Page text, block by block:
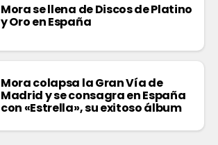
Mora se llena de Discos de Platino
y Oro en España
Mora colapsa la Gran Vía de
Madrid y se consagra en España
con «Estrella», su exitoso álbum